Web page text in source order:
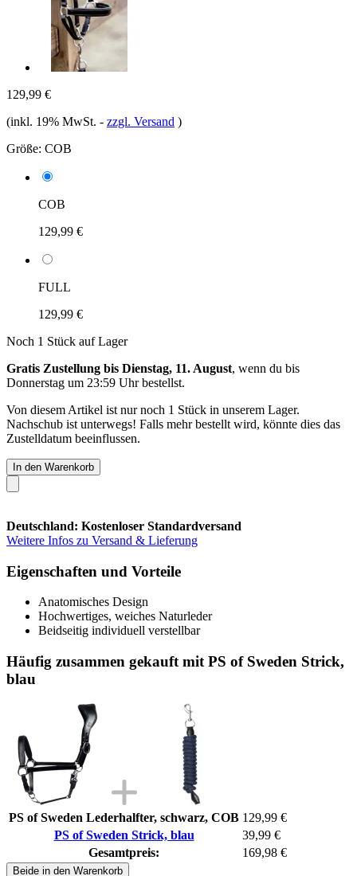
129,99 €
(inkl. 19% MwSt. - zzgl. Versand )
Größe: COB
COB
129,99 €
FULL
129,99 €
Noch 1 Stück auf Lager
Gratis Zustellung bis Dienstag, 11. August, wenn du bis
Donnerstag um 23:59 Uhrbestellst.
Von diesem Artikel ist nur noch 1 Stück in unserem Lager.
Nachschub ist unterwegs! Falls mehr bestellt wird, könnte dies das
Zustelldatum beeinflussen.
In den Warenkorb
Deutschland: Kostenloser Standardversand
Weitere Infos zu Versand & Lieferung
Eigenschaften und Vorteile
Anatomisches Design
Hochwertiges, weiches Naturleder
Beidseitig individuell verstellbar
Häufig zusammen gekauft mit PS of Sweden Strick,
blau
PS of Sweden Lederhalfter, schwarz, COB 129,99 €
PS of Sweden Strick, blau
39,99 €
Gesamtpreis:
169,98 €
Beide in den Warenkorb